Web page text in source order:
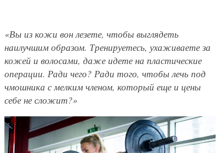
«Вы из кожи вон лезете, чтобы выглядеть
наилучшим образом. Тренируетесь, ухаживаете за
кожей и волосами, даже идете на пластические
операции. Ради чего? Ради того, чтобы лечь под
чмошника с мелким членом, который еще и цены
себе не сложит?»